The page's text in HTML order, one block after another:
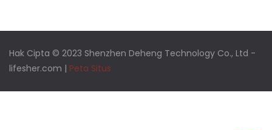
Hak Cipta © 2023 Shenzhen Deheng Technology Co., Ltd -
lifesher.com | Peta Situs